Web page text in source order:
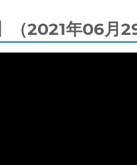
2021年06月29